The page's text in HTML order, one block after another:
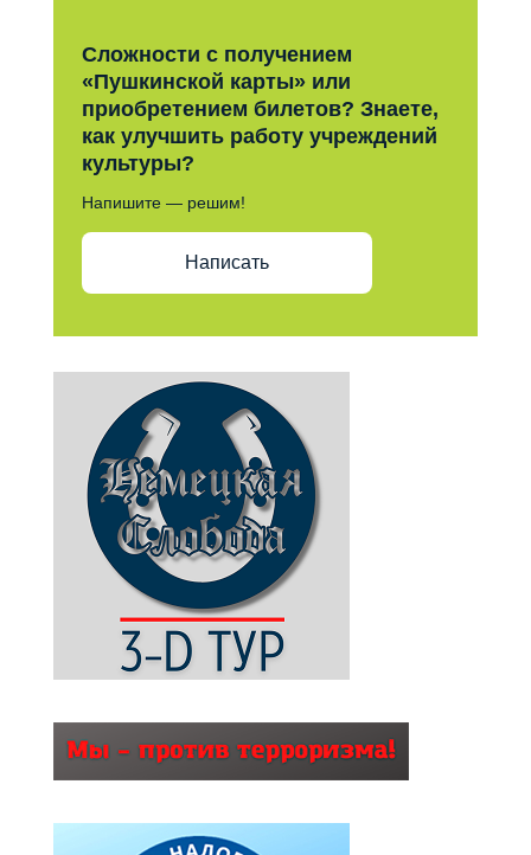
Сложности с получением
«Пушкинской карты» или
приобретением билетов? Знаете,
как улучшить работу учреждений
культуры?
Напишите — решим!
Написать